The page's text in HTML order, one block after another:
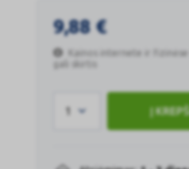
9,88 €
Kainos internete ir fizinėse
gali skirtis
1 Į